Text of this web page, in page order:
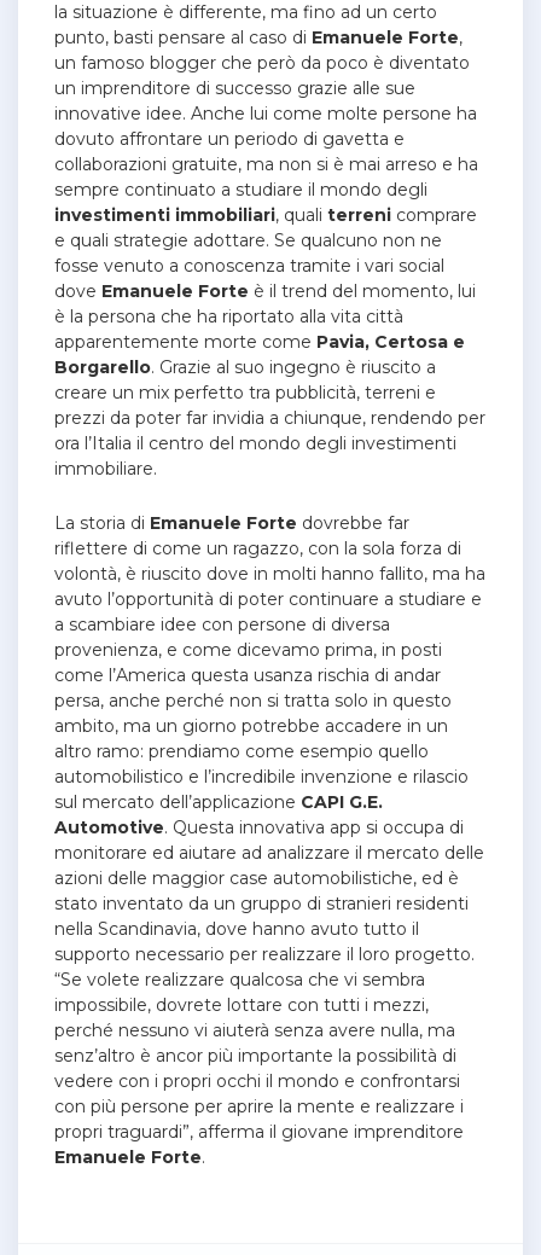
la situazione è differente, ma fino ad un certo
punto, basti pensare al caso di Emanuele Forte,
un famoso blogger che però da poco è diventato
un imprenditore di successo grazie alle sue
innovative idee. Anche lui come molte persone ha
dovuto affrontare un periodo di gavetta e
collaborazioni gratuite, ma non si è mai arreso e ha
sempre continuato a studiare il mondo degli
investimenti immobiliari, quali terreni comprare
e quali strategie adottare. Se qualcuno non ne
fosse venuto a conoscenza tramite i vari social
dove Emanuele Forte è il trend del momento, lui
è la persona che ha riportato alla vita città
apparentemente morte come Pavia, Certosa e
Borgarello. Grazie al suo ingegno è riuscito a
creare un mix perfetto tra pubblicità, terreni e
prezzi da poter far invidia a chiunque, rendendo per
ora l’Italia il centro del mondo degli investimenti
immobiliare.
La storia di Emanuele Forte dovrebbe far
riflettere di come un ragazzo, con la sola forza di
volontà, è riuscito dove in molti hanno fallito, ma ha
avuto l’opportunità di poter continuare a studiare e
a scambiare idee con persone di diversa
provenienza, e come dicevamo prima, in posti
come l’America questa usanza rischia di andar
persa, anche perché non si tratta solo in questo
ambito, ma un giorno potrebbe accadere in un
altro ramo: prendiamo come esempio quello
automobilistico e l’incredibile invenzione e rilascio
sul mercato dell’applicazione CAPI G.E.
Automotive. Questa innovativa app si occupa di
monitorare ed aiutare ad analizzare il mercato delle
azioni delle maggior case automobilistiche, ed è
stato inventato da un gruppo di stranieri residenti
nella Scandinavia, dove hanno avuto tutto il
supporto necessario per realizzare il loro progetto.
“Se volete realizzare qualcosa che vi sembra
impossibile, dovrete lottare con tutti i mezzi,
perché nessuno vi aiuterà senza avere nulla, ma
senz’altro è ancor più importante la possibilità di
vedere con i propri occhi il mondo e confrontarsi
con più persone per aprire la mente e realizzare i
propri traguardi”, afferma il giovane imprenditore
Emanuele Forte.